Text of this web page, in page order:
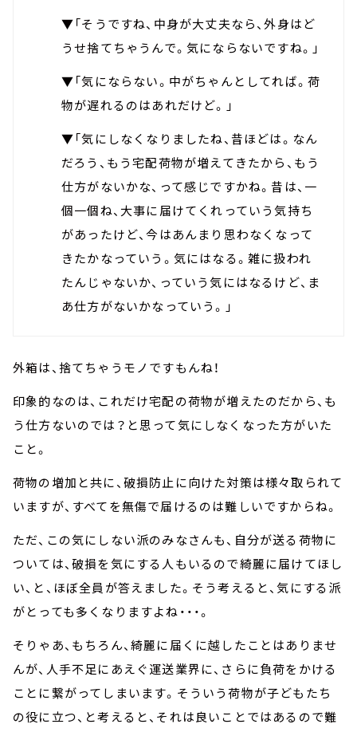
▼「そうですね、中身が大丈夫なら、外身はど
うせ捨てちゃうんで。気にならないですね。」
▼「気にならない。中がちゃんとしてれば。荷
物が遅れるのはあれだけど。」
▼「気にしなくなりましたね、昔ほどは。なん
だろう、もう宅配荷物が増えてきたから、もう
仕方がないかな、って感じですかね。昔は、一
個一個ね、大事に届けてくれっていう気持ち
があったけど、今はあんまり思わなくなって
きたかなっていう。気にはなる。雑に扱われ
たんじゃないか、っていう気にはなるけど、ま
あ仕方がないかなっていう。」
外箱は、捨てちゃうモノですもんね！
印象的なのは、これだけ宅配の荷物が増えたのだから、も
う仕方ないのでは？と思って気にしなくなった方がいた
こと。
荷物の増加と共に、破損防止に向けた対策は様々取られて
いますが、すべてを無傷で届けるのは難しいですからね。
ただ、この気にしない派のみなさんも、自分が送る荷物に
ついては、破損を気にする人もいるので綺麗に届けてほし
い、と、ほぼ全員が答えました。そう考えると、気にする派
がとっても多くなりますよね・・・。
そりゃあ、もちろん、綺麗に届くに越したことはありませ
んが、人手不足にあえぐ運送業界に、さらに負荷をかける
ことに繋がってしまいます。そういう荷物が子どもたち
の役に立つ、と考えると、それは良いことではあるので難